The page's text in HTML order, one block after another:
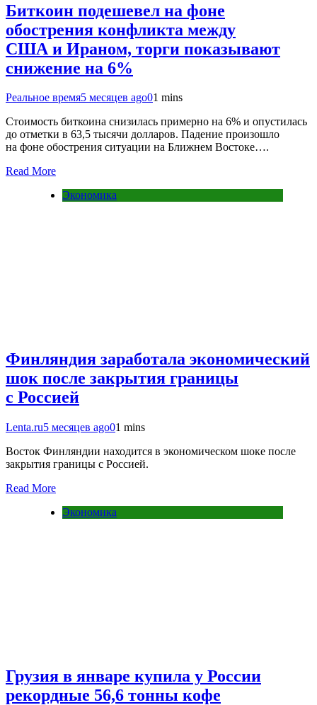
Биткоин подешевел на фоне
обострения конфликта между
США и Ираном, торги показывают
снижение на 6%
Реальное время5 месяцев ago01 mins
Стоимость биткоина снизилась примерно на 6% и опустилась
до отметки в 63,5 тысячи долларов. Падение произошло
на фоне обострения ситуации на Ближнем Востоке….
Read More
Экономика
Финляндия заработала экономический
шок после закрытия границы
с Россией
Lenta.ru5 месяцев ago01 mins
Восток Финляндии находится в экономическом шоке после
закрытия границы с Россией.
Read More
Экономика
Грузия в январе купила у России
рекордные 56,6 тонны кофе